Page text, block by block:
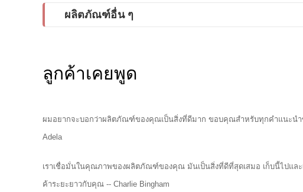
ตลาดAFJ Vaping สามารถจัดหาอุปกรณ์ระดับมืออาชีพ บรรจุภัณฑ์แบบกำหนด
เช่นกันในเวลาเดียวกัน AFJ Vaping ไม่เพียงแต่ผลิตและจำหน่ายผลิตภัณฑ์เท่า
AFJ Vaping มุ่งมั่นที่จะสร้างบริการปรับแต่งการสูบไอที่เชื่อถือได้สำหรับลูกค้าของเรามุ่งเน้นที่คุณภาพของ
ผลิตภัณฑ์สูง เทคโนโลยีขั้นสูง ความปลอดภัย และการสูบไอที่ดียิ่งขึ้น
ผลิตภัณฑ์อื่น ๆ
ลูกค้าเคยพูด
ผมอยากจะบอกว่าผลิตภัณฑ์ของคุณเป็นสิ่งที่ดีมาก ขอบคุณสำหรับทุกคำแนะนำ
Adela
เราเชื่อมั่นในคุณภาพของผลิตภัณฑ์ของคุณ มันเป็นสิ่งที่ดีที่สุดเสมอ เก็บนี้ไปและ
ค้าระยะยาวกับคุณ -- Charlie Bingham